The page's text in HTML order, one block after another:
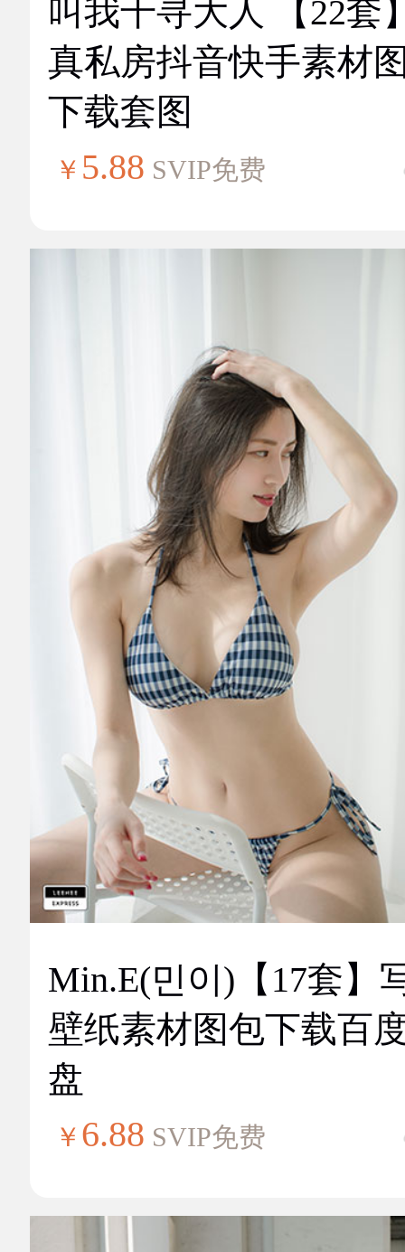
叫我千寻大人 【22套
真私房抖音快手素材
下载套图
￥ 5.88 SVIP免费
Min.E(민이)【17套】
壁纸素材图包下载百
盘
￥ 6.88 SVIP免费